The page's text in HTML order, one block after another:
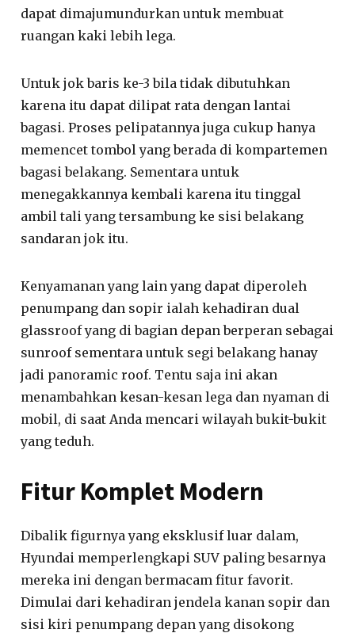
dapat dimajumundurkan untuk membuat
ruangan kaki lebih lega.
Untuk jok baris ke-3 bila tidak dibutuhkan
karena itu dapat dilipat rata dengan lantai
bagasi. Proses pelipatannya juga cukup hanya
memencet tombol yang berada di kompartemen
bagasi belakang. Sementara untuk
menegakkannya kembali karena itu tinggal
ambil tali yang tersambung ke sisi belakang
sandaran jok itu.
Kenyamanan yang lain yang dapat diperoleh
penumpang dan sopir ialah kehadiran dual
glassroof yang di bagian depan berperan sebagai
sunroof sementara untuk segi belakang hanay
jadi panoramic roof. Tentu saja ini akan
menambahkan kesan-kesan lega dan nyaman di
mobil, di saat Anda mencari wilayah bukit-bukit
yang teduh.
Fitur Komplet Modern
Dibalik figurnya yang eksklusif luar dalam,
Hyundai memperlengkapi SUV paling besarnya
mereka ini dengan bermacam fitur favorit.
Dimulai dari kehadiran jendela kanan sopir dan
sisi kiri penumpang depan yang disokong